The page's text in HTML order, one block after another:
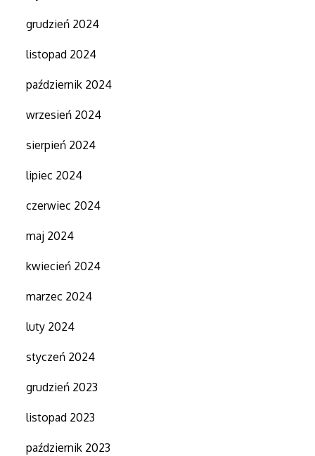
grudzień 2024
listopad 2024
październik 2024
wrzesień 2024
sierpień 2024
lipiec 2024
czerwiec 2024
maj 2024
kwiecień 2024
marzec 2024
luty 2024
styczeń 2024
grudzień 2023
listopad 2023
październik 2023